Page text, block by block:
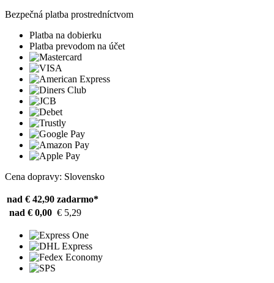
Bezpečná platba prostredníctvom
Platba na dobierku
Platba prevodom na účet
Cena dopravy: Slovensko
nad € 42,90 zadarmo*
nad € 0,00 € 5,29